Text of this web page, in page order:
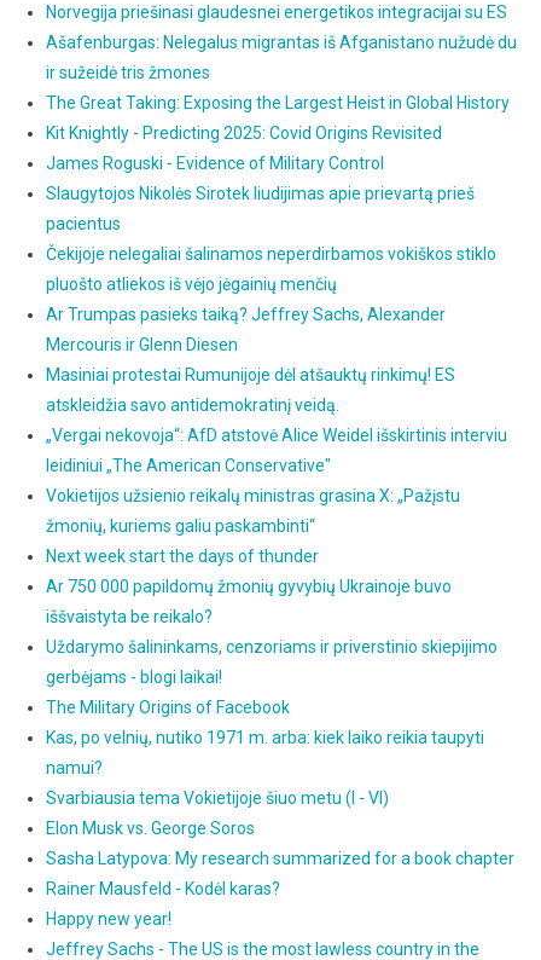
Norvegija priešinasi glaudesnei energetikos integracijai su ES
Ašafenburgas: Nelegalus migrantas iš Afganistano nužudė du
ir sužeidė tris žmones
The Great Taking: Exposing the Largest Heist in Global History
Kit Knightly - Predicting 2025: Covid Origins Revisited
James Roguski - Evidence of Military Control
Slaugytojos Nikolės Sirotek liudijimas apie prievartą prieš
pacientus
Čekijoje nelegaliai šalinamos neperdirbamos vokiškos stiklo
pluošto atliekos iš vėjo jėgainių menčių
Ar Trumpas pasieks taiką? Jeffrey Sachs, Alexander
Mercouris ir Glenn Diesen
Masiniai protestai Rumunijoje dėl atšauktų rinkimų! ES
atskleidžia savo antidemokratinį veidą.
„Vergai nekovoja“: AfD atstovė Alice Weidel išskirtinis interviu
leidiniui „The American Conservative"
Vokietijos užsienio reikalų ministras grasina X: „Pažįstu
žmonių, kuriems galiu paskambinti“
Next week start the days of thunder
Ar 750 000 papildomų žmonių gyvybių Ukrainoje buvo
iššvaistyta be reikalo?
Uždarymo šalininkams, cenzoriams ir priverstinio skiepijimo
gerbėjams - blogi laikai!
The Military Origins of Facebook
Kas, po velnių, nutiko 1971 m. arba: kiek laiko reikia taupyti
namui?
Svarbiausia tema Vokietijoje šiuo metu (I - VI)
Elon Musk vs. George Soros
Sasha Latypova: My research summarized for a book chapter
Rainer Mausfeld - Kodėl karas?
Happy new year!
Jeffrey Sachs - The US is the most lawless country in the